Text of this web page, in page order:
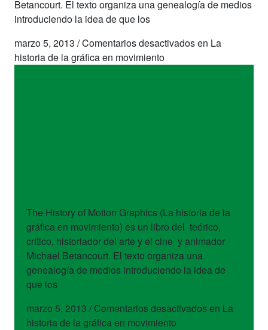
Betancourt. El texto organiza una genealogía de medios
introduciendo la idea de que los
marzo 5, 2013 /Comentarios desactivadosen La
historia de la gráfica en movimiento
The History of Motion Graphics (La historia de la
gráfica en movimiento) es un libro del teórico,
crítico, historiador del arte y el cine y animador
Michael Betancourt. El texto organiza una
genealogía de medios introduciendo la idea de
que los
marzo 5, 2013 / Comentarios desactivadosen La
historia de la gráfica en movimiento